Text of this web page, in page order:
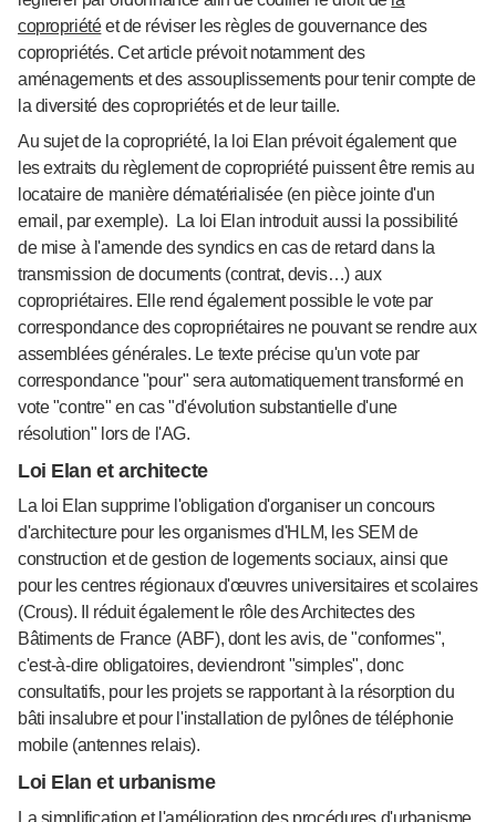
copropriétéet de réviser les règles de gouvernance des
copropriétés. Cet article prévoit notamment des
aménagements et des assouplissements pour tenir compte de
la diversité des copropriétés et de leur taille.
Au sujet de la copropriété, la loi Elan prévoit également que
les extraits du règlement de copropriété puissent être remis au
locataire de manière dématérialisée (en pièce jointe d'un
email, par exemple). La loi Elan introduit aussi la possibilité
de mise à l'amende des syndics en cas de retard dans la
transmission de documents (contrat, devis…) aux
copropriétaires. Elle rend également possible le vote par
correspondance des copropriétaires ne pouvant se rendre aux
assemblées générales. Le texte précise qu'un vote par
correspondance "pour" sera automatiquement transformé en
vote "contre" en cas "d'évolution substantielle d'une
résolution" lors de l'AG.
Loi Elan et architecte
La loi Elan supprime l'obligation d'organiser un concours
d'architecture pour les organismes d'HLM, les SEM de
construction et de gestion de logements sociaux, ainsi que
pour les centres régionaux d'œuvres universitaires et scolaires
(Crous). Il réduit également le rôle des Architectes des
Bâtiments de France (ABF), dont les avis, de "conformes",
c'est-à-dire obligatoires, deviendront "simples", donc
consultatifs, pour les projets se rapportant à la résorption du
bâti insalubre et pour l'installation de pylônes de téléphonie
mobile (antennes relais).
Loi Elan et urbanisme
La simplification et l'amélioration des procédures d'urbanisme